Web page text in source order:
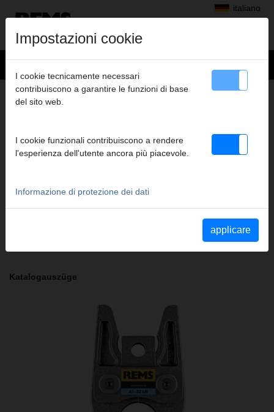
italiano
Prodotti>Pressatura radiale>Pinze a pressare/anelli a pressare REMS
> REMS Pinza a pressare K1/40
(PZ-2B) A1-32KN
Istruzioni di sicurezza PP/AP/PI/PP E01/Tagliacavo
Katalogauszüge
Impostazioni cookie
I cookie tecnicamente necessari
contribuiscono a garantire le funzioni di base
del sito web.
I cookie funzionali contribuiscono a rendere
l'esperienza dell'utente ancora più piacevole.
Informazione di protezione dei dati
applicare